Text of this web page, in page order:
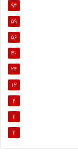
۹۴
۵۹
۵۶
۳۰
۲۴
۱۲
۴
۳
۳